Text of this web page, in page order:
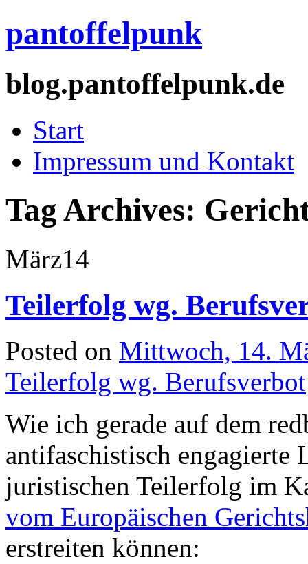
pantoffelpunk
blog.pantoffelpunk.de
Start
Impressum und Kontakt
Tag Archives:
März14
Teilerfolg wg.
Posted on Mittwoch, 14.
Teilerfolg wg. Berufsverbot
Wie ich gerade auf dem
antifaschistisch engagierte
juristischen Teilerfolg im
vom Europäischen
erstreiten können: